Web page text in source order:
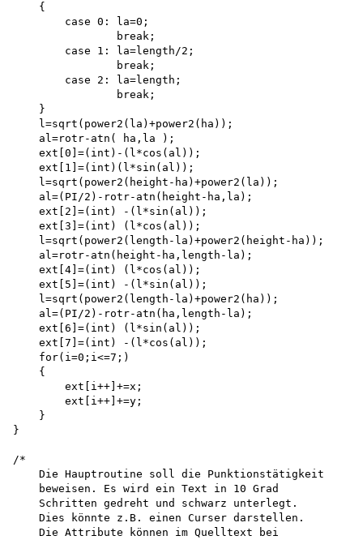
    {
        case 0: la=0;
                break;
        case 1: la=length/2;
                break;
        case 2: la=length;
                break;
    }
    l=sqrt(power2(la)+power2(ha));
    al=rotr-atn( ha,la );
    ext[0]=(int)-(l*cos(al));
    ext[1]=(int)(l*sin(al));
    l=sqrt(power2(height-ha)+power2(la));
    al=(PI/2)-rotr-atn(height-ha,la);
    ext[2]=(int) -(l*sin(al));
    ext[3]=(int) (l*cos(al));
    l=sqrt(power2(length-la)+power2(height-ha));
    al=rotr-atn(height-ha,length-la);
    ext[4]=(int) (l*cos(al));
    ext[5]=(int) -(l*sin(al));
    l=sqrt(power2(length-la)+power2(ha));
    al=(PI/2)-rotr-atn(ha,length-la);
    ext[6]=(int) (l*sin(al));
    ext[7]=(int) -(l*cos(al));
    for(i=0;i<=7;)
    {
        ext[i++]+=x;
        ext[i++]+=y;
    }
}
/*
    Die Hauptroutine soll die Punktionstätigkeit
    beweisen. Es wird ein Text in 10 Grad
    Schritten gedreht und schwarz unterlegt.
    Dies könnte z.B. einen Curser darstellen.
    Die Attribute können im Quelltext bei